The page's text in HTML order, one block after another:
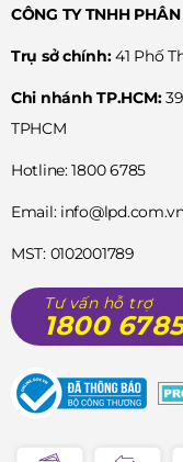
CÔNG TY TNHH
Trụ sở chính:41 Phố
Chi nhánh TP.HCM:
TPHCM
Hotline: 1800 6785
Email:
MST: 0102001789
Tư vấn hỗ trợ
1800